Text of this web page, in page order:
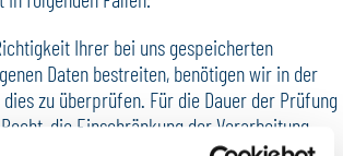
Ihrer bei uns gespeicherten
Daten bestreiten, benötigen wir in der
dies zu überprüfen. Für die Dauer der Prüfung
die Einschränkung der Verarbeitung